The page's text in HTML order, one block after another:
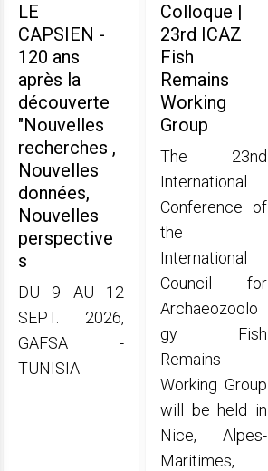
LE
CAPSIEN -
120 ans
après la
découverte
"Nouvelles
recherches ,
Nouvelles
données,
Nouvelles
perspective
s
DU 9 AU 12
SEPT. 2026,
GAFSA -
TUNISIA
Colloque |
23rd ICAZ
Fish
Remains
Working
Group
The 23nd
International
Conference of
the
International
Council for
Archaeozoolo
gy Fish
Remains
Working Group
will be held in
Nice, Alpes-
Maritimes,